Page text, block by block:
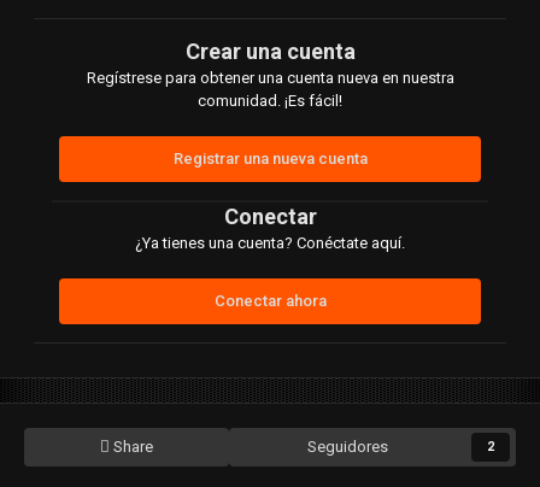
Crear una cuenta
Regístrese para obtener una cuenta nueva en nuestra
comunidad. ¡Es fácil!
Registrar una nueva cuenta
Conectar
¿Ya tienes una cuenta? Conéctate aquí.
Conectar ahora
Share Seguidores 2